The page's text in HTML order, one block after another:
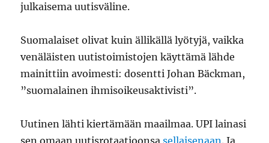
julkaisema uutisväline.
Suomalaiset olivat kuin ällikällä lyötyjä, vaikka
venäläisten uutistoimistojen käyttämä lähde
mainittiin avoimesti: dosentti Johan Bäckman,
”suomalainen ihmisoikeusaktivisti”.
Uutinen lähti kiertämään maailmaa. UPI lainasi